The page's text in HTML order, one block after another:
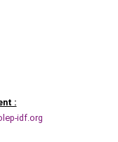
:
idf.org